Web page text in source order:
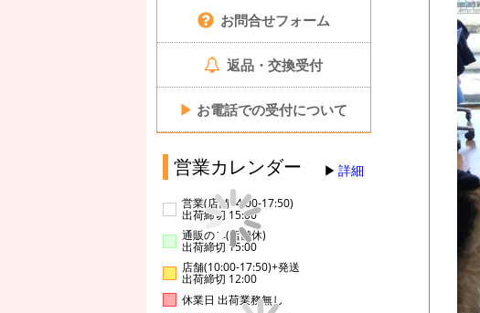
お問合せフォーム
返品・交換受付
▶ お電話での受付について
営業カレンダー 詳細
営業(店舗14:00-17:50)
出荷締切 15:00
通販のみ(店舗休)
出荷締切 15:00
店舗(10:00-17:50)+発送
出荷締切 12:00
休業日 出荷業務無し